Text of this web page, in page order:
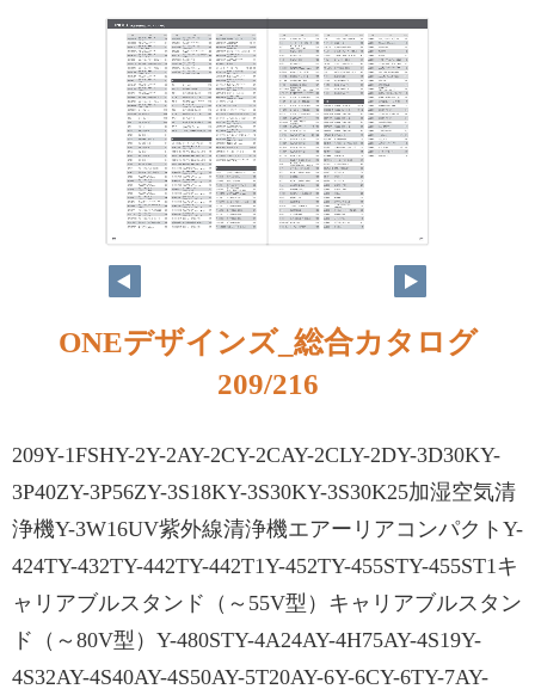
ONEデザインズ_総合カタログ
209/216
209Y-1FSHY-2Y-2AY-2CY-2CAY-2CLY-2DY-3D30KY-
3P40ZY-3P56ZY-3S18KY-3S30KY-3S30K25加湿空気清
浄機Y-3W16UV紫外線清浄機エアーリアコンパクトY-
424TY-432TY-442TY-442T1Y-452TY-455STY-455ST1キ
ャリアブルスタンド（～55V型）キャリアブルスタン
ド（～80V型）Y-480STY-4A24AY-4H75AY-4S19Y-
4S32AY-4S40AY-4S50AY-5T20AY-6Y-6CY-6TY-7AY-